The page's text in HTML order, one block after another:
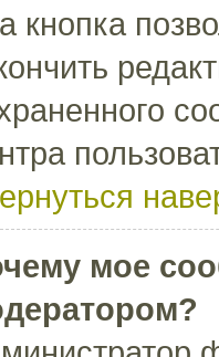
кнопка
мое